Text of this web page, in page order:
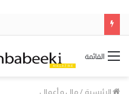
القائمة
الرئيسية / مال و أعمال